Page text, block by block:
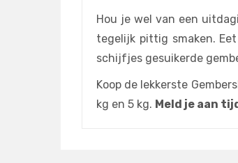
Hou je wel van een
tegelijk pittig smaken.
schijfjes gesuikerde
Koop de lekkerste
kg en 5 kg. Meld je aan